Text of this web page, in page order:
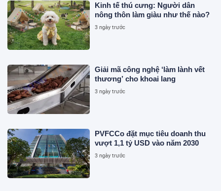
Kinh tế thú cưng: Người dân
nông thôn làm giàu như thế nào?
3 ngày trước
Giải mã công nghệ ‘làm lành vết
thương’ cho khoai lang
3 ngày trước
PVFCCo đặt mục tiêu doanh thu
vượt 1,1 tỷ USD vào năm 2030
3 ngày trước